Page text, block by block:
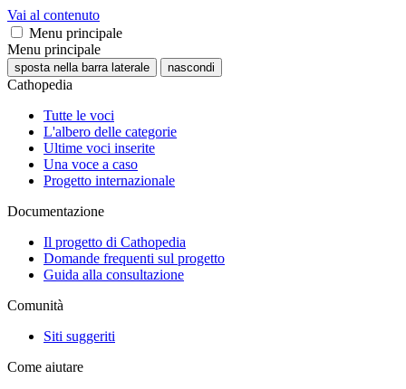
Vai al contenuto
Menu principale
Menu principale
sposta nella barra laterale nascondi
Cathopedia
Tutte le voci
L'albero delle categorie
Ultime voci inserite
Una voce a caso
Progetto internazionale
Documentazione
Il progetto di Cathopedia
Domande frequenti sul progetto
Guida alla consultazione
Comunità
Siti suggeriti
Come aiutare